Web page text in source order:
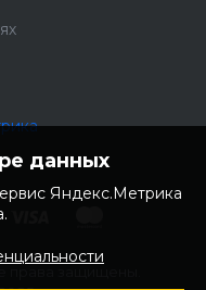
данных
Яндекс.Метрика